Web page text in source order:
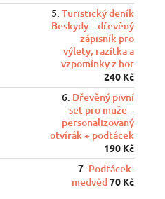
Turistický deník
Beskydy – dřevěný
zápisník pro
výlety, razítka a
vzpomínky z hor
240 Kč
Dřevěný pivní
set pro muže –
personalizovaný
otvírák + podtácek
190 Kč
Podtácek-
medvěd70 Kč